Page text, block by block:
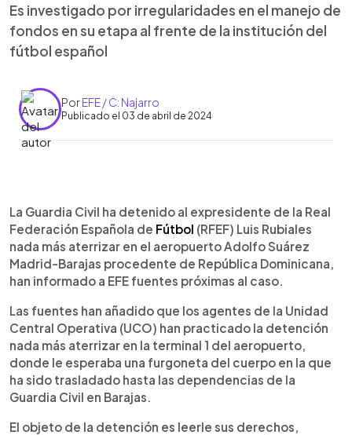
Es investigado por irregularidades en el manejo de
fondos en su etapa al frente de la institución del
fútbol español
PorEFE / C: Najarro
Publicado el 03 de abril de 2024
Escuchar artículo
La Guardia Civil ha detenido al expresidente de la Real
Federación Española de Fútbol (RFEF) Luis Rubiales
nada más aterrizar en el aeropuerto Adolfo Suárez
Madrid-Barajas procedente de República Dominicana,
han informado a EFE fuentes próximas al caso.
Las fuentes han añadido que los agentes de la Unidad
Central Operativa (UCO) han practicado la detención
nada más aterrizar en la terminal 1 del aeropuerto,
donde le esperaba una furgoneta del cuerpo en la que
ha sido trasladado hasta las dependencias de la
Guardia Civil en Barajas.
El objeto de la detención es leerle sus derechos,